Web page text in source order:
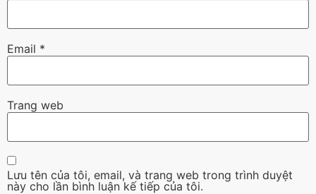
Email *
Trang web
Lưu tên của tôi, email, và trang web trong trình duyệt
này cho lần bình luận kế tiếp của tôi.